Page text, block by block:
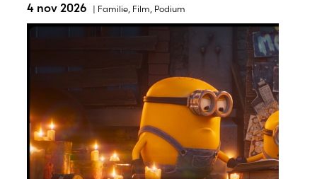
4 nov 2026 | Familie, Film, Podium